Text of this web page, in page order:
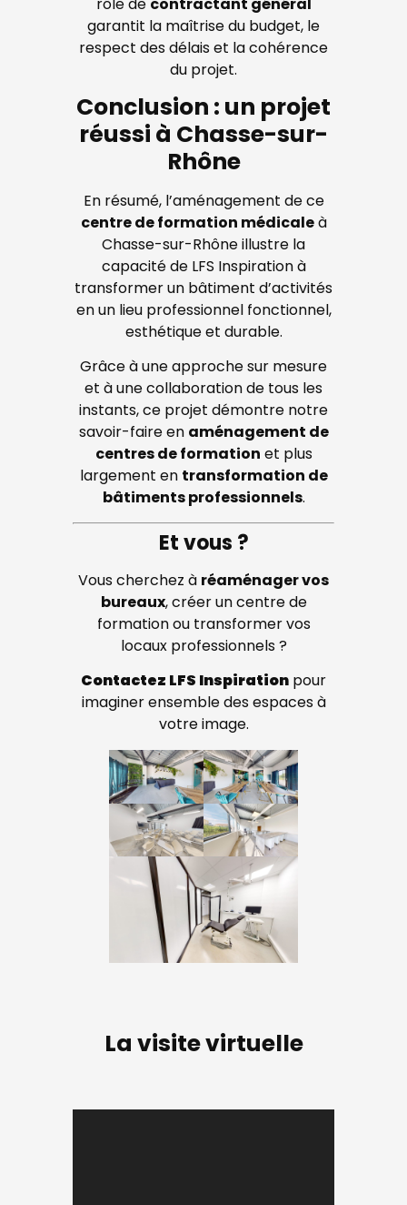
garantit la maîtrise du budget, le
respect des délais et la cohérence
du projet.
Conclusion : un projet
réussi à Chasse-sur-
Rhône
En résumé, l’aménagement de ce
centre de formation médicaleà
Chasse-sur-Rhône illustre la
capacité de LFS Inspiration à
transformer un bâtiment d’activités
en un lieu professionnel fonctionnel,
esthétique et durable.
Grâce à une approche sur mesure
et à une collaboration de tous les
instants, ce projet démontre notre
savoir-faire en aménagement de
centres de formation et plus
largement en transformation de
bâtiments professionnels.
Et vous ?
Vous cherchez à réaménager vos
bureaux, créer un centre de
formation ou transformer vos
locaux professionnels ?
Contactez LFS Inspiration pour
imaginer ensemble des espaces à
votre image.
La visite virtuelle